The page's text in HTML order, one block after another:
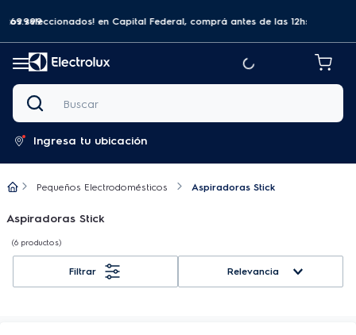
$69.999seleccionados! en Capital Federal, comprá antes de las 12hs y
Buscar
Ingresa tu ubicación
Pequeños Electrodomésticos Aspiradoras Stick
Aspiradoras Stick
6 productos
Relevancia